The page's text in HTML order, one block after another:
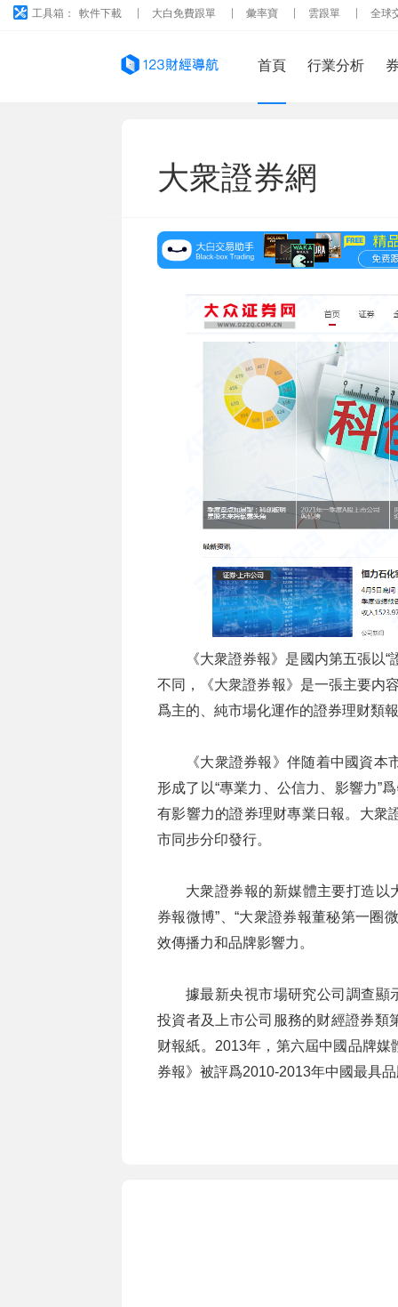
工具箱： 軟件下載 大白免費跟單 彙率寶 雲跟單 全球
首頁 行業分析
大衆證券網
《大衆證券報》是國内第五張以
不同，《大衆證券報》是一張主要内
爲主的、純市場化運作的證券理财類
《大衆證券報》伴随着中國資
形成了以“專業力、公信力、影響力”
有影響力的證券理财專業日報。大衆
市同步分印發行。
大衆證券報的新媒體主要打造以
券報微博”、“大衆證券報董秘第一圈
效傳播力和品牌影響力。
據最新央視市場研究公司調查顯
投資者及上市公司服務的财經證券類
财報紙。2013年，第六屆中國品牌
券報》被評爲2010-2013年中國最具